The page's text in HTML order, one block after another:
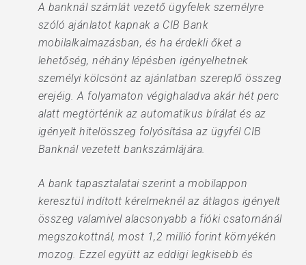
A banknál számlát vezető ügyfelek személyre
szóló ajánlatot kapnak a CIB Bank
mobilalkalmazásban, és ha érdekli őket a
lehetőség, néhány lépésben igényelhetnek
személyi kölcsönt az ajánlatban szereplő összeg
erejéig. A folyamaton végighaladva akár hét perc
alatt megtörténik az automatikus bírálat és az
igényelt hitelösszeg folyósítása az ügyfél CIB
Banknál vezetett bankszámlájára.
A bank tapasztalatai szerint a mobilappon
keresztül indított kérelmeknél az átlagos igényelt
összeg valamivel alacsonyabb a fióki csatornánál
megszokottnál, most 1,2 millió forint környékén
mozog. Ezzel együtt az eddigi legkisebb és